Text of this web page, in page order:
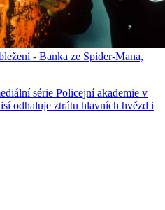
- Banka ze Spider-Mana,
série Policejní akademie v
odhaluje ztrátu hlavních hvězd i